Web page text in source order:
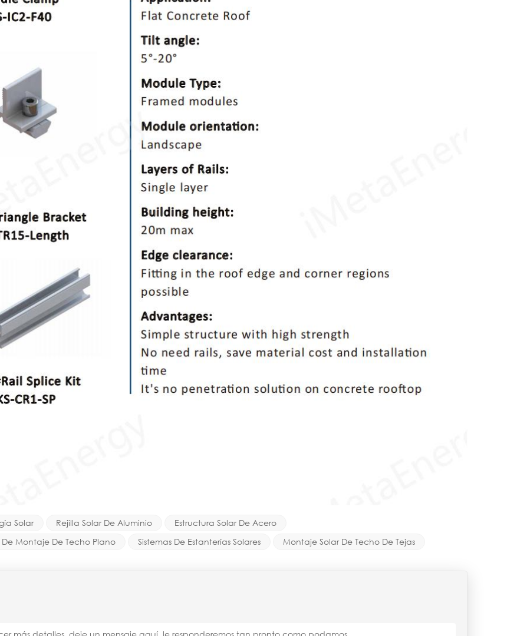
Solar Rejilla Solar De Aluminio
Estructura Solar De Acero
De Montaje De Techo Plano Sistemas De Estanterías Solares Montaje Solar De Techo De Tejas